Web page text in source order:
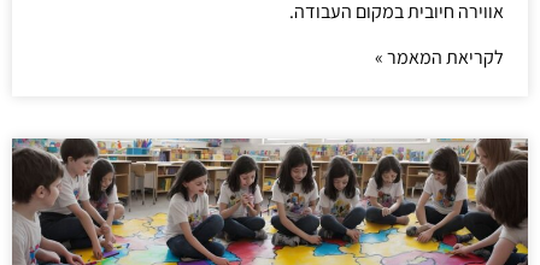
אווירה חיובית במקום העבודה.
לקריאת המאמר »